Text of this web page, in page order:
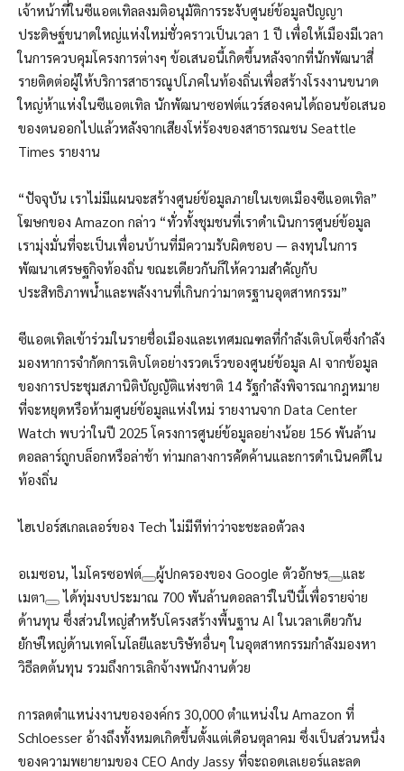
เจ้าหน้าที่ในซีแอตเทิลลงมติอนุมัติการระงับศูนย์ข้อมูลปัญญา
ประดิษฐ์ขนาดใหญ่แห่งใหม่ชั่วคราวเป็นเวลา 1 ปี เพื่อให้เมืองมีเวลา
ในการควบคุมโครงการต่างๆ ข้อเสนอนี้เกิดขึ้นหลังจากที่นักพัฒนาสี่
รายติดต่อผู้ให้บริการสาธารณูปโภคในท้องถิ่นเพื่อสร้างโรงงานขนาด
ใหญ่ห้าแห่งในซีแอตเทิล นักพัฒนาซอฟต์แวร์สองคนได้ถอนข้อเสนอ
ของตนออกไปแล้วหลังจากเสียงโห่ร้องของสาธารณชน Seattle
Times รายงาน
“ปัจจุบัน เราไม่มีแผนจะสร้างศูนย์ข้อมูลภายในเขตเมืองซีแอตเทิล”
โฆษกของ Amazon กล่าว “ทั่วทั้งชุมชนที่เราดำเนินการศูนย์ข้อมูล
เรามุ่งมั่นที่จะเป็นเพื่อนบ้านที่มีความรับผิดชอบ — ลงทุนในการ
พัฒนาเศรษฐกิจท้องถิ่น ขณะเดียวกันก็ให้ความสำคัญกับ
ประสิทธิภาพน้ำและพลังงานที่เกินกว่ามาตรฐานอุตสาหกรรม”
ซีแอตเทิลเข้าร่วมในรายชื่อเมืองและเทศมณฑลที่กำลังเติบโตซึ่งกำลัง
มองหาการจำกัดการเติบโตอย่างรวดเร็วของศูนย์ข้อมูล AI จากข้อมูล
ของการประชุมสภานิติบัญญัติแห่งชาติ 14 รัฐกำลังพิจารณากฎหมาย
ที่จะหยุดหรือห้ามศูนย์ข้อมูลแห่งใหม่ รายงานจาก Data Center
Watch พบว่าในปี 2025 โครงการศูนย์ข้อมูลอย่างน้อย 156 พันล้าน
ดอลลาร์ถูกบล็อกหรือล่าช้า ท่ามกลางการคัดค้านและการดำเนินคดีใน
ท้องถิ่น
ไฮเปอร์สเกลเลอร์ของ Tech ไม่มีทีท่าว่าจะชะลอตัวลง
อเมซอน,ไมโครซอฟต์ ผู้ปกครองของ Google ตัวอักษร
และ
เมตา
ได้ทุ่มงบประมาณ 700 พันล้านดอลลาร์ในปีนี้เพื่อรายจ่าย
ด้านทุน ซึ่งส่วนใหญ่สำหรับโครงสร้างพื้นฐาน AI ในเวลาเดียวกัน
ยักษ์ใหญ่ด้านเทคโนโลยีและบริษัทอื่นๆ ในอุตสาหกรรมกำลังมองหา
วิธีลดต้นทุน รวมถึงการเลิกจ้างพนักงานด้วย
การลดตำแหน่งงานขององค์กร 30,000 ตำแหน่งใน Amazon ที่
Schloesser อ้างถึงทั้งหมดเกิดขึ้นตั้งแต่เดือนตุลาคม ซึ่งเป็นส่วนหนึ่ง
ของความพยายามของ CEO Andy Jassy ที่จะถอดเลเยอร์และลด